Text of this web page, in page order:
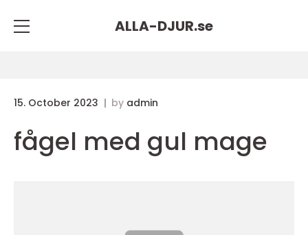
ALLA-DJUR.se
15. October 2023 by admin
fågel med gul mage